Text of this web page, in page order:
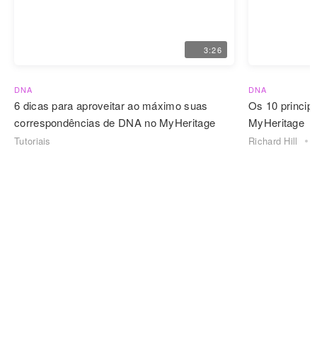
3:26
DNA
6 dicas para aproveitar ao máximo suas
correspondências de DNA no MyHeritage
Tutoriais
DNA
Os 10
MyHeritage
Richard Hill